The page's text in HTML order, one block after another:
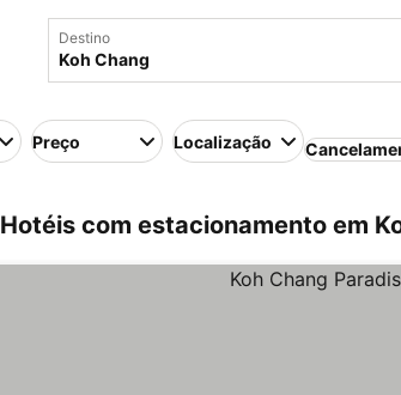
Destino
Preço Localização
Hotéis com estacionamento em